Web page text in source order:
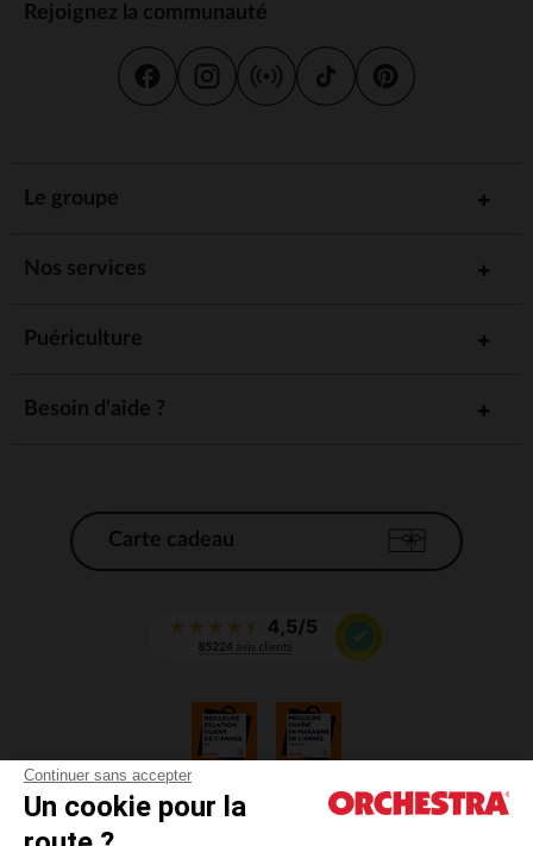
Continuer sans accepter
Un cookie pour la
Rejoignez la communauté
Le groupe
Nos services
Puériculture
Besoin d'aide ?
Carte cadeau